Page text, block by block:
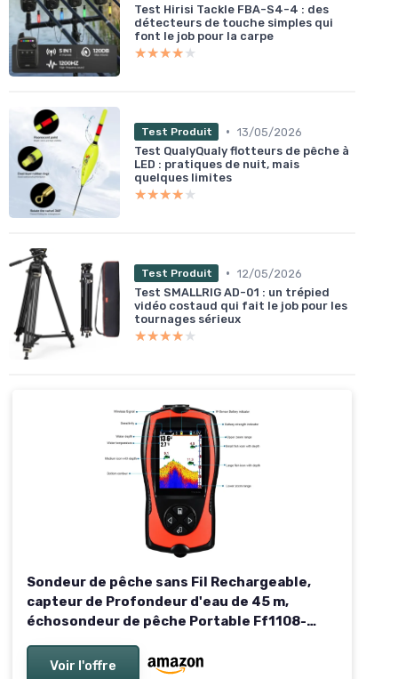
Test Hirisi Tackle FBA-S4-4 : des
détecteurs de touche simples qui
font le job pour la carpe
★★★★★
★★★★★
Test Produit • 13/05/2026
Test QualyQualy flotteurs de pêche à
LED : pratiques de nuit, mais
quelques limites
★★★★★
★★★★★
Test Produit • 12/05/2026
Test SMALLRIG AD-01 : un trépied
vidéo costaud qui fait le job pour les
tournages sérieux
★★★★★
★★★★★
Sondeur de pêche sans Fil Rechargeable,
capteur de Profondeur d'eau de 45 m,
échosondeur de pêche Portable Ff1108-
Voir l'offre